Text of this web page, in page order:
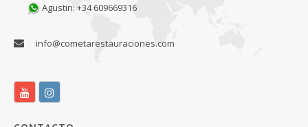
Agustin: +34 609669316
info@cometarestauraciones.com